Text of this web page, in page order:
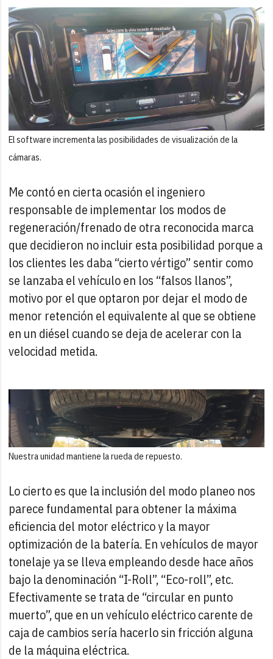
El software incrementa las posibilidades de visualización de la
cámaras.
Me contó en cierta ocasión el ingeniero
responsable de implementar los modos de
regeneración/frenado de otra reconocida marca
que decidieron no incluir esta posibilidad porque a
los clientes les daba “cierto vértigo” sentir como
se lanzaba el vehículo en los “falsos llanos”,
motivo por el que optaron por dejar el modo de
menor retención el equivalente al que se obtiene
en un diésel cuando se deja de acelerar con la
velocidad metida.
Nuestra unidad mantiene la rueda de repuesto.
Lo cierto es que la inclusión del modo planeo nos
parece fundamental para obtener la máxima
eficiencia del motor eléctrico y la mayor
optimización de la batería. En vehículos de mayor
tonelaje ya se lleva empleando desde hace años
bajo la denominación “I-Roll”, “Eco-roll”, etc.
Efectivamente se trata de “circular en punto
muerto”, que en un vehículo eléctrico carente de
caja de cambios sería hacerlo sin fricción alguna
de la máquina eléctrica.